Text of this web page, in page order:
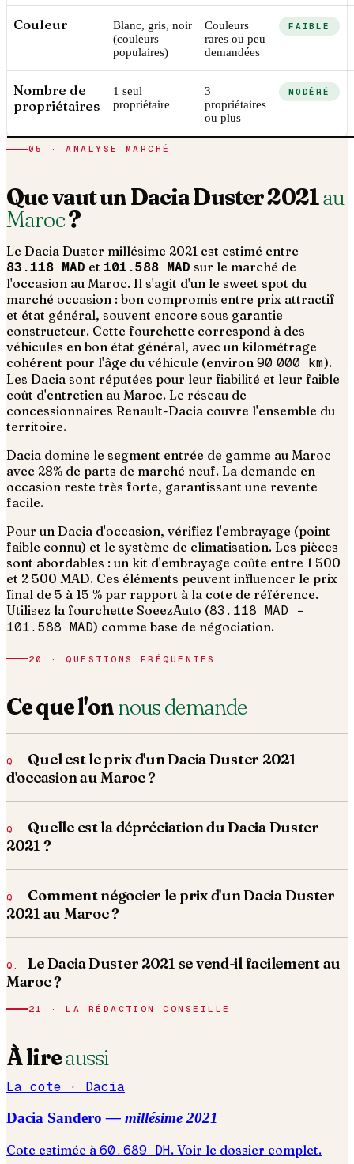
Couleur
Blanc, gris, noir
(couleurs
populaires)
Couleurs
rares ou peu
demandées
FAIBLE
Nombre de
propriétaires
1 seul
propriétaire
3
propriétaires
ou plus
MODÉRÉ
05 · ANALYSE MARCHÉ
Que vaut unDaciaDuster2021au
Maroc?
Le Dacia Duster millésime 2021 est estimé entre
83.118 MAD et 101.588 MAD sur le marché de
l'occasion au Maroc. Il s'agit d'un le sweet spot du
marché occasion : bon compromis entre prix attractif
et état général, souvent encore sous garantie
constructeur. Cette fourchette correspond à des
véhicules en bon état général, avec un kilométrage
cohérent pour l'âge du véhicule (environ 90 000 km).
Les Dacia sont réputées pour leur fiabilité et leur faible
coût d'entretien au Maroc. Le réseau de
concessionnaires Renault-Dacia couvre l'ensemble du
territoire.
Dacia domine le segment entrée de gamme au Maroc
avec 28% de parts de marché neuf. La demande en
occasion reste très forte, garantissant une revente
facile.
Pour un Dacia d'occasion, vérifiez l'embrayage (point
faible connu) et le système de climatisation. Les pièces
sont abordables : un kit d'embrayage coûte entre 1 500
et 2 500 MAD. Ces éléments peuvent influencer le prix
final de 5 à 15 % par rapport à la cote de référence.
Utilisez la fourchette SoeezAuto (83.118 MAD –
101.588 MAD) comme base de négociation.
20 · QUESTIONS FRÉQUENTES
Ce que l'onnous demande
Quel est le prix d'un Dacia Duster 2021
d'occasion au Maroc ?
Quelle est la dépréciation du Dacia Duster
2021 ?
Comment négocier le prix d'un Dacia Duster
2021 au Maroc ?
Le Dacia Duster 2021 se vend-il facilement au
Maroc ?
21 · LA RÉDACTION CONSEILLE
À lireaussi
La cote · Dacia
Dacia Sandero — millésime2021
Cote estimée à 60.689 DH. Voir le dossier complet.